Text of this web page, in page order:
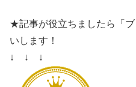
★記事が役立ちましたら「
いします！
↓ ↓ ↓